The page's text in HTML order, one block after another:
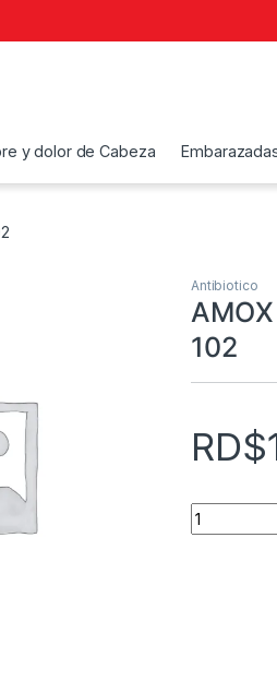
y dolor de Cabeza
Antibiotico
102
RD$
AMOX